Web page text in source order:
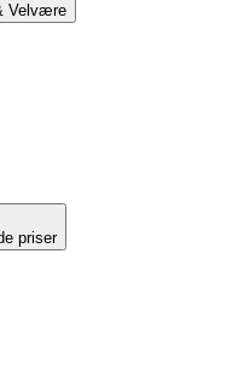
Velvære
priser